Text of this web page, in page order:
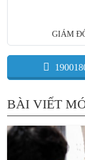
GIÁM
BÀI VIẾT